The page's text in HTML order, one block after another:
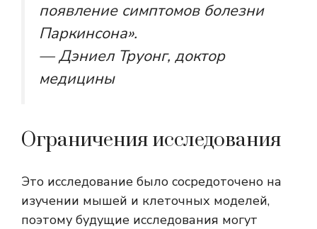
появление симптомов болезни
Паркинсона».
— Дэниел Труонг, доктор
медицины
Ограничения исследования
Это исследование было сосредоточено на
изучении мышей и клеточных моделей,
поэтому будущие исследования могут